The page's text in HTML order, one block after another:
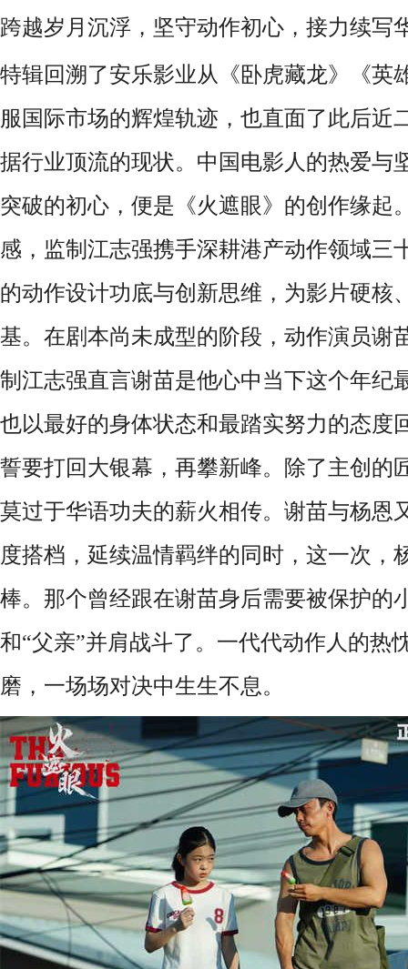
跨越岁月沉浮，坚守动作初心，接力续写
特辑回溯了安乐影业从《卧虎藏龙》《英
服国际市场的辉煌轨迹，也直面了此后近
据行业顶流的现状。中国电影人的热爱与
突破的初心，便是《火遮眼》的创作缘起
感，监制江志强携手深耕港产动作领域三
的动作设计功底与创新思维，为影片硬核
基。在剧本尚未成型的阶段，动作演员谢
制江志强直言谢苗是他心中当下这个年纪
也以最好的身体状态和最踏实努力的态度
誓要打回大银幕，再攀新峰。除了主创的
莫过于华语功夫的薪火相传。谢苗与杨恩
度搭档，延续温情羁绊的同时，这一次，
棒。那个曾经跟在谢苗身后需要被保护的
和“父亲”并肩战斗了。一代代动作人的热
磨，一场场对决中生生不息。